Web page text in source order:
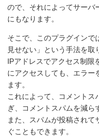
ので、それによってサーバ
にもなります。
そこで、このプラグインで
見せない」という手法を取
IPアドレスでアクセス制
にアクセスしても、エラー
ます。
これによって、コメントス
ぎ、コメントスパムを減ら
また、スパムが投稿され
ぐこともできます。